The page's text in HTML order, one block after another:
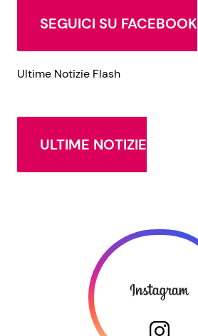
SEGUICI SU FACEBOOK
Ultime Notizie Flash
ULTIME NOTIZIE